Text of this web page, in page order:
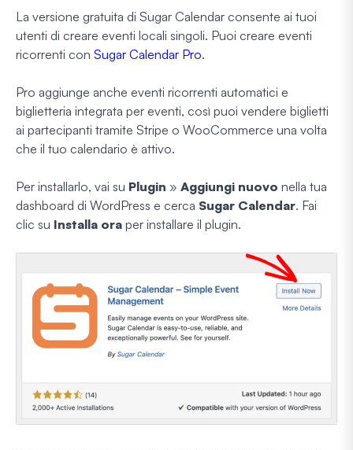
La versione gratuita di Sugar Calendar consente ai tuoi
utenti di creare eventi locali singoli. Puoi creare eventi
ricorrenti con Sugar Calendar Pro.
Pro aggiunge anche eventi ricorrenti automatici e
biglietteria integrata per eventi, così puoi vendere biglietti
ai partecipanti tramite Stripe o WooCommerce una volta
che il tuo calendario è attivo.
Per installarlo, vai su Plugin » Aggiungi nuovo nella tua
dashboard di WordPress e cerca Sugar Calendar. Fai
clic su Installa ora per installare il plugin.